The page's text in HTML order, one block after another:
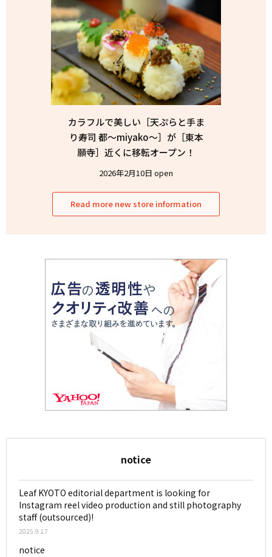
カラフルで美しい［天ぷらと手ま
り寿司 都〜miyako〜］が［東本
願寺］近くに移転オープン！
2026年2月10日 open
Read more new store information
notice
Leaf KYOTO editorial department is looking for
Instagram reel video production and still photography
staff (outsourced)!
2025.9.17
notice